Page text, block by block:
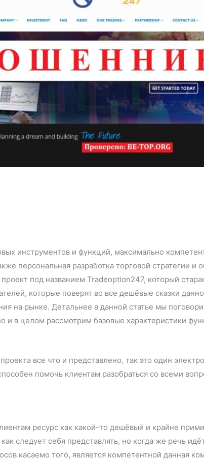
инструментов и функций, максимально
персональная разработка торговой стратегии
под названием Tradeoption247, который
которые поверят во все дешёвые сказки
на рынке. Детальнее в данной статье мы
и в целом рассмотрим базовые характеристики
все что и представлено, так это один
помочь клиентам разобраться со всеми
ресурс как какой-то дешёвый и крайне
следует себя представлять, но когда же речь
касаемо того, является компетентной данная